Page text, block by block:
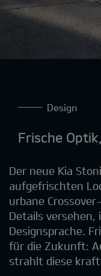
Design
Frische
Der neue Kia
aufgefrischten
urbane
Details
Designsprache.
für die Zukunft:
strahlt diese